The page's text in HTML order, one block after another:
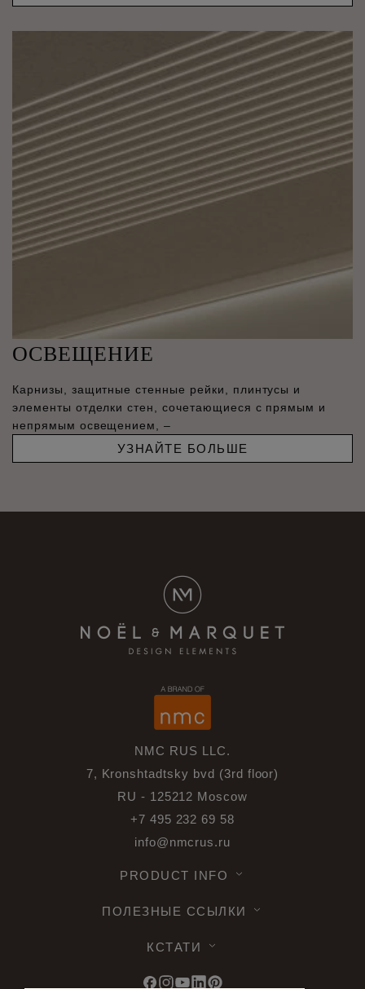
ОСВЕЩЕНИЕ
Карнизы, защитные стенные рейки, плинтусы и
элементы отделки стен, сочетающиеся с прямым и
непрямым освещением, –
УЗНАЙТЕ БОЛЬШЕ
NMC RUS LLC.
7, Kronshtadtsky bvd (3rd floor)
RU - 125212 Moscow
+7 495 232 69 58
info@nmcrus.ru
PRODUCT INFO
ПОЛЕЗНЫЕ ССЫЛКИ
КСТАТИ